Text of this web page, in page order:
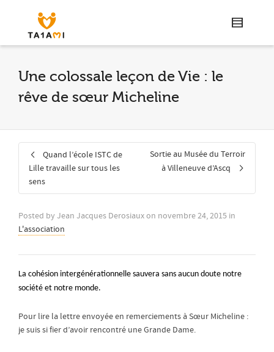
Une colossale leçon de Vie : le
rêve de sœur Micheline
Quand l’école ISTC de
Lille travaille sur tous les
sens
Sortie au Musée du Terroir
à Villeneuve d’Ascq
Posted by Jean Jacques Derosiauxon novembre 24, 2015 in
L'association
La cohésion intergénérationnelle sauvera sans aucun doute notre
société et notre monde.
Pour lire la lettre envoyée en remerciements à Sœur Micheline :
je suis si fier d’avoir rencontré une Grande Dame.